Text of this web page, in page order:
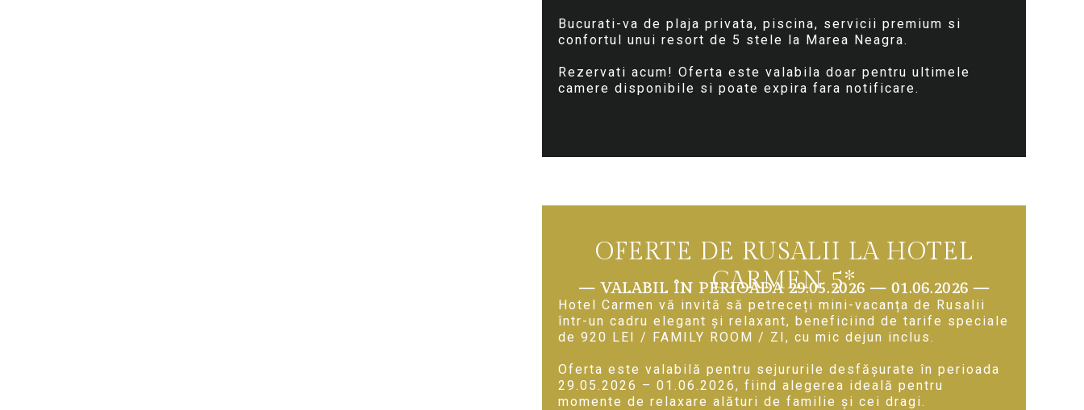
Bucurati-va de plaja privata, piscina, servicii premium si
confortul unui resort de 5 stele la Marea Neagra.
Rezervati acum! Oferta este valabila doar pentru ultimele
camere disponibile si poate expira fara notificare.
OFERTE DE RUSALII LA HOTEL
CARMEN 5*
— VALABIL ÎN PERIOADA 29.05.2026 — 01.06.2026 —
Hotel Carmen vă invită să petreceți mini-vacanța de Rusalii
într-un cadru elegant și relaxant, beneficiind de tarife speciale
de 920 LEI / FAMILY ROOM / ZI, cu mic dejun inclus.
Oferta este valabilă pentru sejururile desfășurate în perioada
29.05.2026 – 01.06.2026, fiind alegerea ideală pentru
momente de relaxare alături de familie și cei dragi.